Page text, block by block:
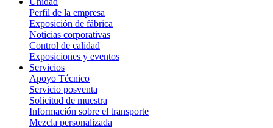
Perfil de la empresa
Exposición de fábrica
Noticias corporativas
Control de calidad
Exposiciones y eventos
Servicios
Apoyo Técnico
Servicio posventa
Solicitud de muestra
Información sobre el transporte
Mezcla personalizada